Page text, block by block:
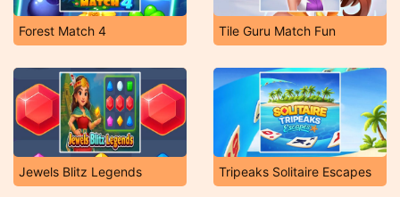
Forest Match 4 Tile Guru Match Fun
Jewels Blitz Legends Tripeaks Solitaire Escapes